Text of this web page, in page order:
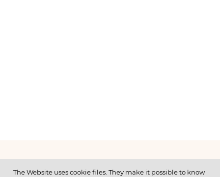
МЕНЮ
The Website uses cookie files. They make it possible to know